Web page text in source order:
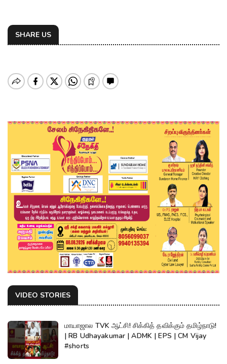
SHARE US
VIDEO STORIES
மாயாஜால TVK ஆட்சி! சிக்கித் தவிக்கும் தமிழ்நாடு!
| RB Udhayakumar | ADMK | EPS | CM Vijay
#shorts